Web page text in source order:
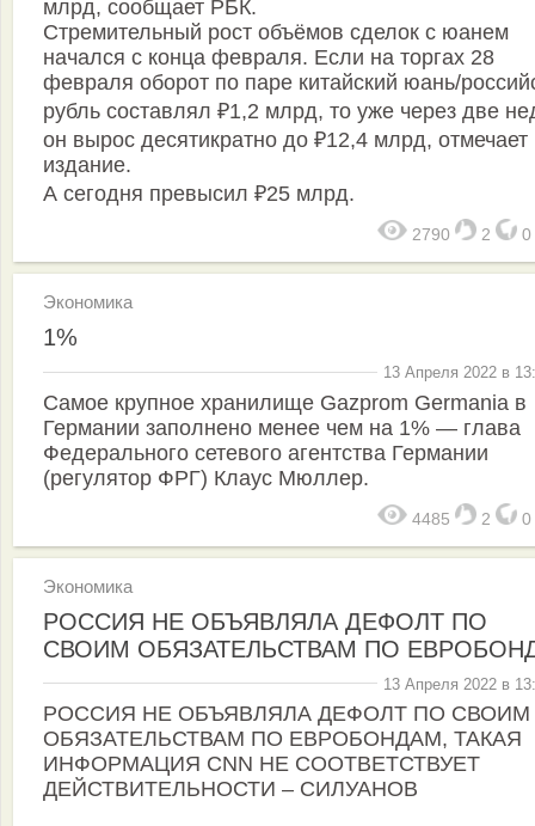
млрд, сообщает РБК.
Стремительный рост объёмов сделок с юанем
начался с конца февраля. Если на торгах 28
февраля оборот по паре китайский юань/
рубль составлял ₽1,2 млрд, то уже через две
он вырос десятикратно до ₽12,4 млрд, отмечает
издание.
А сегодня превысил ₽25 млрд.
2790 2 0
Экономика
1%
13 Апреля 2022 в
Самое крупное хранилище Gazprom Germania в
Германии заполнено менее чем на 1% — глава
Федерального сетевого агентства Германии
(регулятор ФРГ) Клаус Мюллер.
4485 2 0
Экономика
РОССИЯ НЕ ОБЪЯВЛЯЛА ДЕФОЛТ ПО
СВОИМ ОБЯЗАТЕЛЬСТВАМ ПО
13 Апреля 2022 в
РОССИЯ НЕ ОБЪЯВЛЯЛА ДЕФОЛТ ПО СВОИМ
ОБЯЗАТЕЛЬСТВАМ ПО ЕВРОБОНДАМ, ТАКАЯ
ИНФОРМАЦИЯ CNN НЕ СООТВЕТСТВУЕТ
ДЕЙСТВИТЕЛЬНОСТИ – СИЛУАНОВ